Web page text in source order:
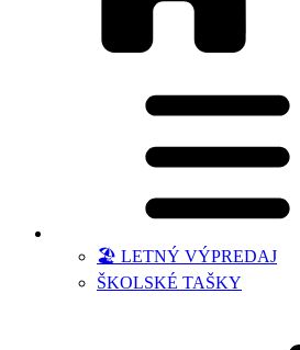
🏖️ LETNÝ VÝPREDAJ
ŠKOLSKÉ TAŠKY